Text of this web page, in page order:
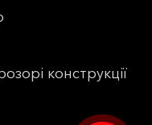
конструкції